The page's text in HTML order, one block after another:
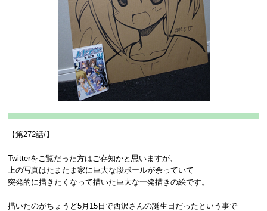
【第272話/】
Twitterをご覧だった方はご存知かと思いますが、
上の写真はたまたま家に巨大な段ボールが余っていて
突発的に描きたくなって描いた巨大な一発描きの絵です。
描いたのがちょうど5月15日で西沢さんの誕生日だったという事で